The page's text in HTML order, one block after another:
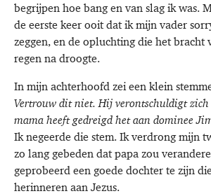
begrijpen hoe bang en van slag ik was.
de eerste keer ooit dat ik mijn vader
zeggen, en de opluchting die het bracht
regen na droogte.
In mijn achterhoofd zei een klein
Vertrouw dit niet. Hij verontschuldigt zich
mama heeft gedreigd het aan dominee
Ik negeerde die stem. Ik verdrong mijn
zo lang gebeden dat papa zou
geprobeerd een goede dochter te zijn
herinneren aan Jezus.